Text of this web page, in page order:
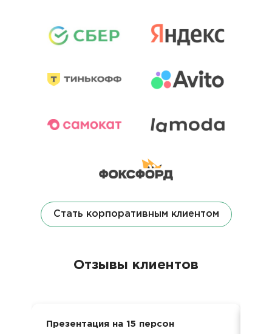
Стать корпоративным клиентом
Отзывы клиентов
Презентация на 15 персон